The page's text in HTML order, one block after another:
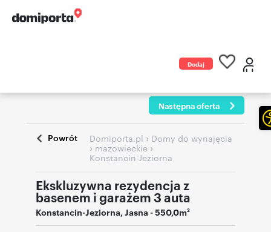
Dodaj
Następna oferta
Powrót Domiporta.pl › Domy do wynajęcia
› mazowieckie ›
Konstancin-Jeziorna
Ekskluzywna rezydencja z
basenem i garażem 3 auta
Konstancin-Jeziorna,Jasna- 550,0m2